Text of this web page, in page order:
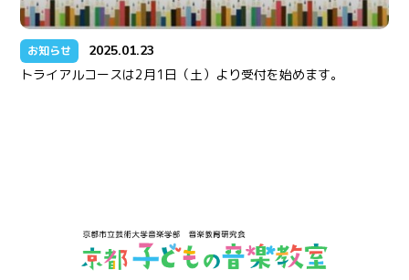
お知らせ 2025.01.23
トライアルコースは2月1日（土）より受付を始めます。